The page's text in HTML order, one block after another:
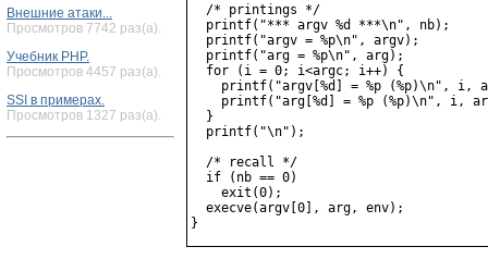
Внешние атаки...
Просмотров 7742 раз(а).
Учебник PHP.
Просмотров 4457 раз(а).
SSI в примерах.
Просмотров 1327 раз(а).
  /* printings */
  printf("*** argv %d ***\n", nb);
  printf("argv = %p\n", argv);
  printf("arg = %p\n", arg);
  for (i = 0; i<argc; i++) {
printf("argv[%d] = %p (%p)\n", i,
printf("arg[%d] = %p (%p)\n", i,
  }
  printf("\n");
  /* recall */
  if (nb == 0)
    exit(0);
  execve(argv[0], arg, env);